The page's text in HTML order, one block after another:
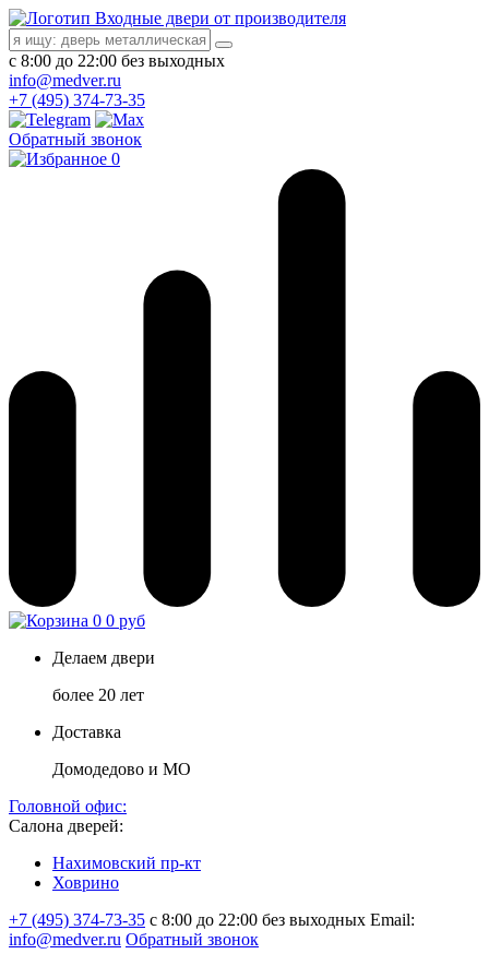
Входные двери от производителя
с 8:00 до 22:00 без выходных
info@medver.ru
+7 (495) 374-73-35
Обратный звонок
0
0 0 руб
Делаем двери
более 20 лет
Доставка
Домодедово и МО
Головной офис:
Салона дверей:
Нахимовский пр-кт
Ховрино
+7 (495) 374-73-35 с 8:00 до 22:00 без выходных Email:
info@medver.ru Обратный звонок